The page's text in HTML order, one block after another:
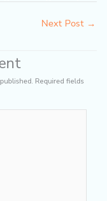
Next Post →
Required fields